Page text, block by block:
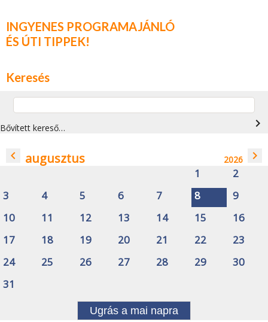
INGYENES PROGRAMAJÁNLÓ
ÉS ÚTI TIPPEK!
Keresés
Bővített kereső… navigate_next
navigate_before augusztus 2026 navigate_next
1
2
3
4 5 6 7 8
9
10
11 12 13 14 15
16
17
18 19 20 21 22
23
24
25 26 27 28 29
30
31
Ugrás a mai napra